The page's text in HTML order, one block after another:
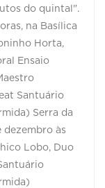
do quintal".
na Basílica
Horta,
Ensaio
Santuário
Serra da
dezembro às
Lobo, Duo